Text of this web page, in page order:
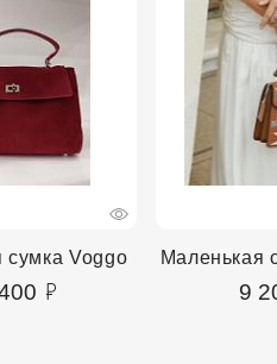
сумка Voggo Маленькая
9